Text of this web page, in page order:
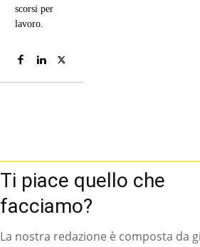
scorsi per
lavoro.
Ti piace quello che
facciamo?
La nostra redazione è composta da